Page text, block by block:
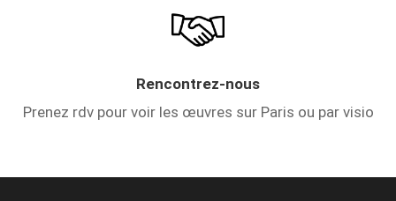
Rencontrez-nous
Prenez rdv pour voir les œuvres sur Paris ou par visio